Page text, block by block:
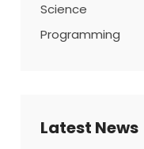
Science
Programming
Latest News